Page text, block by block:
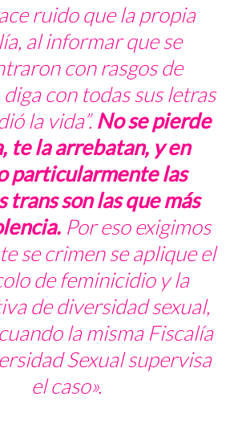
ruido que la propia
al informar que se
con rasgos de
con todas sus letras
la vida”.No se pierde
te la arrebatan, y en
particularmente las
trans son las que más
Por eso exigimos
se crimen se aplique el
de feminicidio y la
de diversidad sexual,
la misma Fiscalía
Sexual supervisa
el caso».